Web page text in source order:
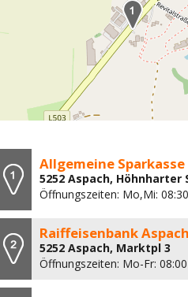
Allgemeine Sparkasse
5252 Aspach, Höhnharter
Öffnungszeiten: Mo,Mi:
Raiffeisenbank
5252 Aspach, Marktpl 3
Öffnungszeiten: Mo-Fr: